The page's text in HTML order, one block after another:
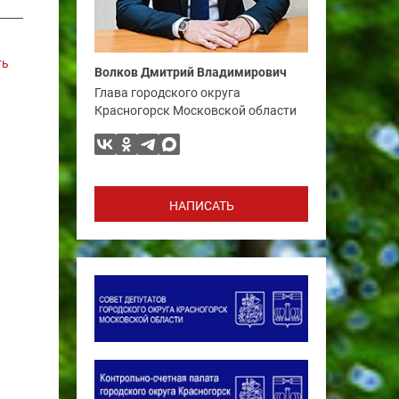
Волков Дмитрий Владимирович
Глава городского округа
Красногорск Московской области
НАПИСАТЬ